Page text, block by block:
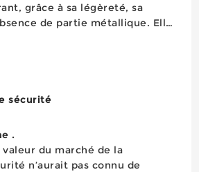
grâce à sa légèreté, sa
de partie métallique. Elle
sécurité
.
du marché de la
n’aurait pas connu de